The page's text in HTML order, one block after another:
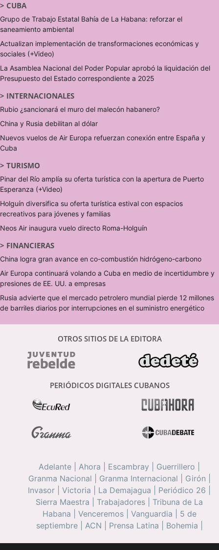
> CUBA
Grupo de Trabajo Estatal Bahía de La Habana: reforzar el
saneamiento ambiental
Actualizan implementación de transformaciones económicas y
sociales (+Video)
La Asamblea Nacional del Poder Popular aprobó la liquidación del
Presupuesto del Estado correspondiente a 2025
> INTERNACIONALES
Rubio ¿sancionará el muro del malecón habanero?
China y Rusia debilitan al dólar
Nuevos vuelos de Air Europa refuerzan conexión entre España y
Cuba
> TURISMO
Pinar del Río amplía su oferta turística con la apertura de Puerto
Esperanza (+Video)
Holguín diversifica su oferta turística estival con espacios
recreativos para jóvenes y familias
Neos Air inaugura vuelo directo Roma-Holguín
> FINANCIERAS
China logra gran avance en co-combustión hidrógeno-carbono
Air Europa continuará volando a Cuba en medio de incertidumbre y
presiones de EE. UU. a empresas
Rusia advierte que el mercado petrolero mundial pierde 12 millones
de barriles diarios por interrupciones en el suministro energético
OTROS SITIOS DE LA EDITORA
PERIÓDICOS DIGITALES CUBANOS
Adelante Ahora Escambray Guerrillero
Granma Nacional
Granma Internacional Girón
Invasor
Victoria La Demajagua Periódico 26
Sierra Maestra
Trabajadores
Tribuna de La
Habana
Venceremos| Vanguardia
5 de
septiembre| ACN Prensa Latina Bohemia